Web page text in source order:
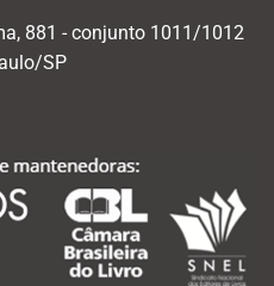
881 - conjunto 1011/1012
SP